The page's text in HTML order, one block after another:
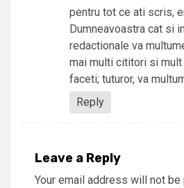
pentru tot ce ati scris,
Dumneavoastra cat si
redactionale va
mai multi cititori si
faceti; tuturor, va
Reply
Leave a Reply
Your email address will not be